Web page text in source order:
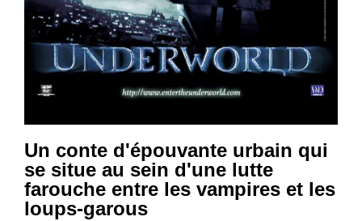
Un conte d'épouvante urbain qui
se situe au sein d'une lutte
farouche entre les vampires et les
loups-garous